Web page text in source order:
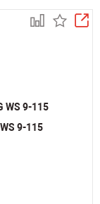
9-115